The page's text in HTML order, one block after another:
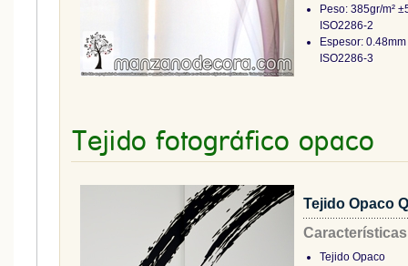
Peso: 385gr/m²
ISO2286-2
Espesor:
ISO2286-3
Tejido fotográfico opaco
Tejido Opaco
Tejido Opaco